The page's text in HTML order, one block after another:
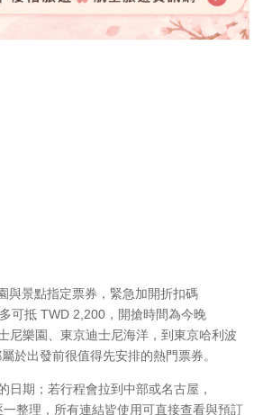
與景點指定票券，緊急加開折扣碼
可抵 TWD 2,200，開搶時間為今晚
尼樂園、東京迪士尼海洋，到東京哈利波
於出發前很值得先安排的熱門票券。
期；若行程會拉到中部或名古屋，
整理，所有連結皆使用可直接查看與預訂